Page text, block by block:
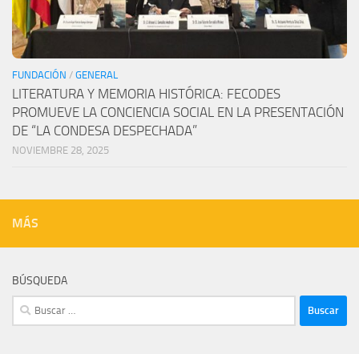
FUNDACIÓN / GENERAL
LITERATURA Y MEMORIA HISTÓRICA: FECODES
PROMUEVE LA CONCIENCIA SOCIAL EN LA PRESENTACIÓN
DE “LA CONDESA DESPECHADA”
NOVIEMBRE 28, 2025
MÁS
BÚSQUEDA
Buscar: